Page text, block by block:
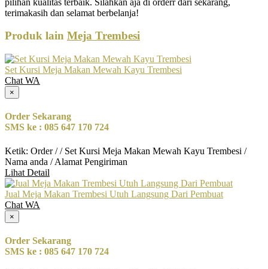
terimakasih dan selamat berbelanja!
Produk lain Meja Trembesi
Set Kursi Meja Makan Mewah Kayu Trembesi
Chat WA
×
Order Sekarang
SMS ke : 085 647 170 724
Ketik: Order / / Set Kursi Meja Makan Mewah Kayu Trembesi /
Nama anda / Alamat Pengiriman
Lihat Detail
Jual Meja Makan Trembesi Utuh Langsung Dari Pembuat
Chat WA
×
Order Sekarang
SMS ke : 085 647 170 724